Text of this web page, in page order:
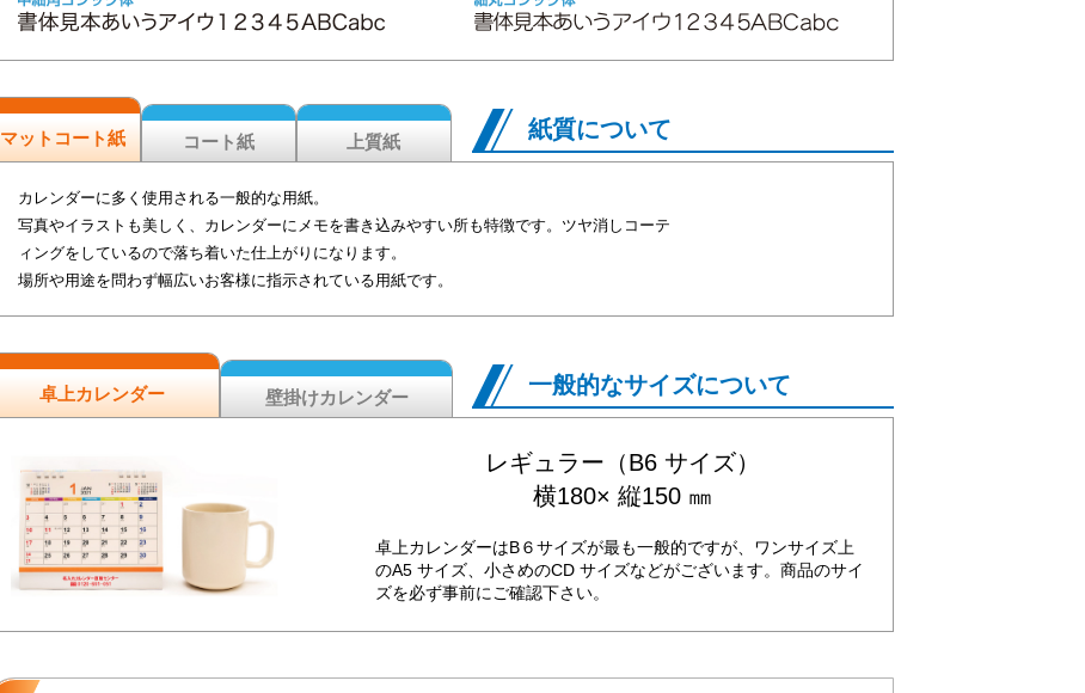
紙質について
マットコート紙 コート紙 上質紙
カレンダーに多く使用される一般的な用紙。
写真やイラストも美しく、カレンダーにメモを書き込みやすい所も特徴です。ツヤ消しコーテ
ィングをしているので落ち着いた仕上がりになります。
場所や用途を問わず幅広いお客様に指示されている用紙です。
一般的なサイズについて
卓上カレンダー 壁掛けカレンダー
レギュラー（B6 サイズ）
横180× 縦150 ㎜
卓上カレンダーはB６サイズが最も一般的ですが、ワンサイズ上
のA5 サイズ、小さめのCD サイズなどがございます。商品のサイ
ズを必ず事前にご確認下さい。